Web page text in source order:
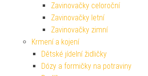
Zavinovačky celoroční
Zavinovačky letní
Zavinovačky zimní
Krmení a kojení
Dětské jídelní židličky
Dózy a formičky na potraviny